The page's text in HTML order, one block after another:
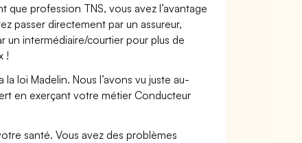
que profession TNS, vous avez l’avantage
passer directement par un assureur,
intermédiaire/courtier pour plus de
!
loi Madelin. Nous l’avons vu juste au-
en exerçant votre métier Conducteur
santé. Vous avez des problèmes